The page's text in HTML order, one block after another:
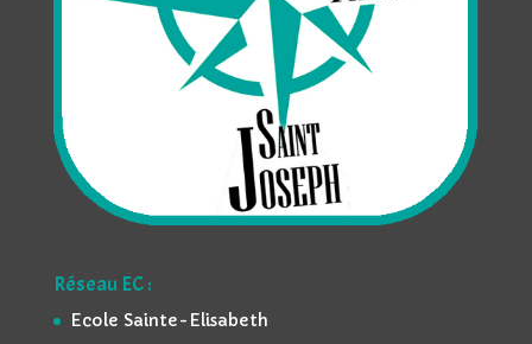
Réseau EC :
Ecole Sainte-Elisabeth